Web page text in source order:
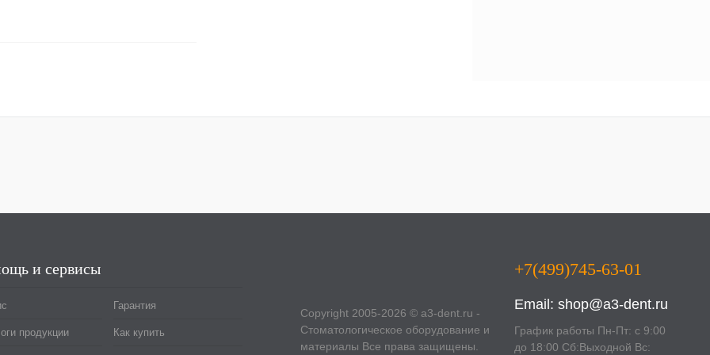
и сервисы
продукции
Гарантия
Как купить
Copyright 2005-2026 © a3-dent.ru -
Стоматологическое оборудование и
материалы Все права защищены.
+7(499)745-63-01
Email: shop@a3-dent.ru
График работы Пн-Пт: с 9:00
до 18:00 Сб:Выходной Вс: